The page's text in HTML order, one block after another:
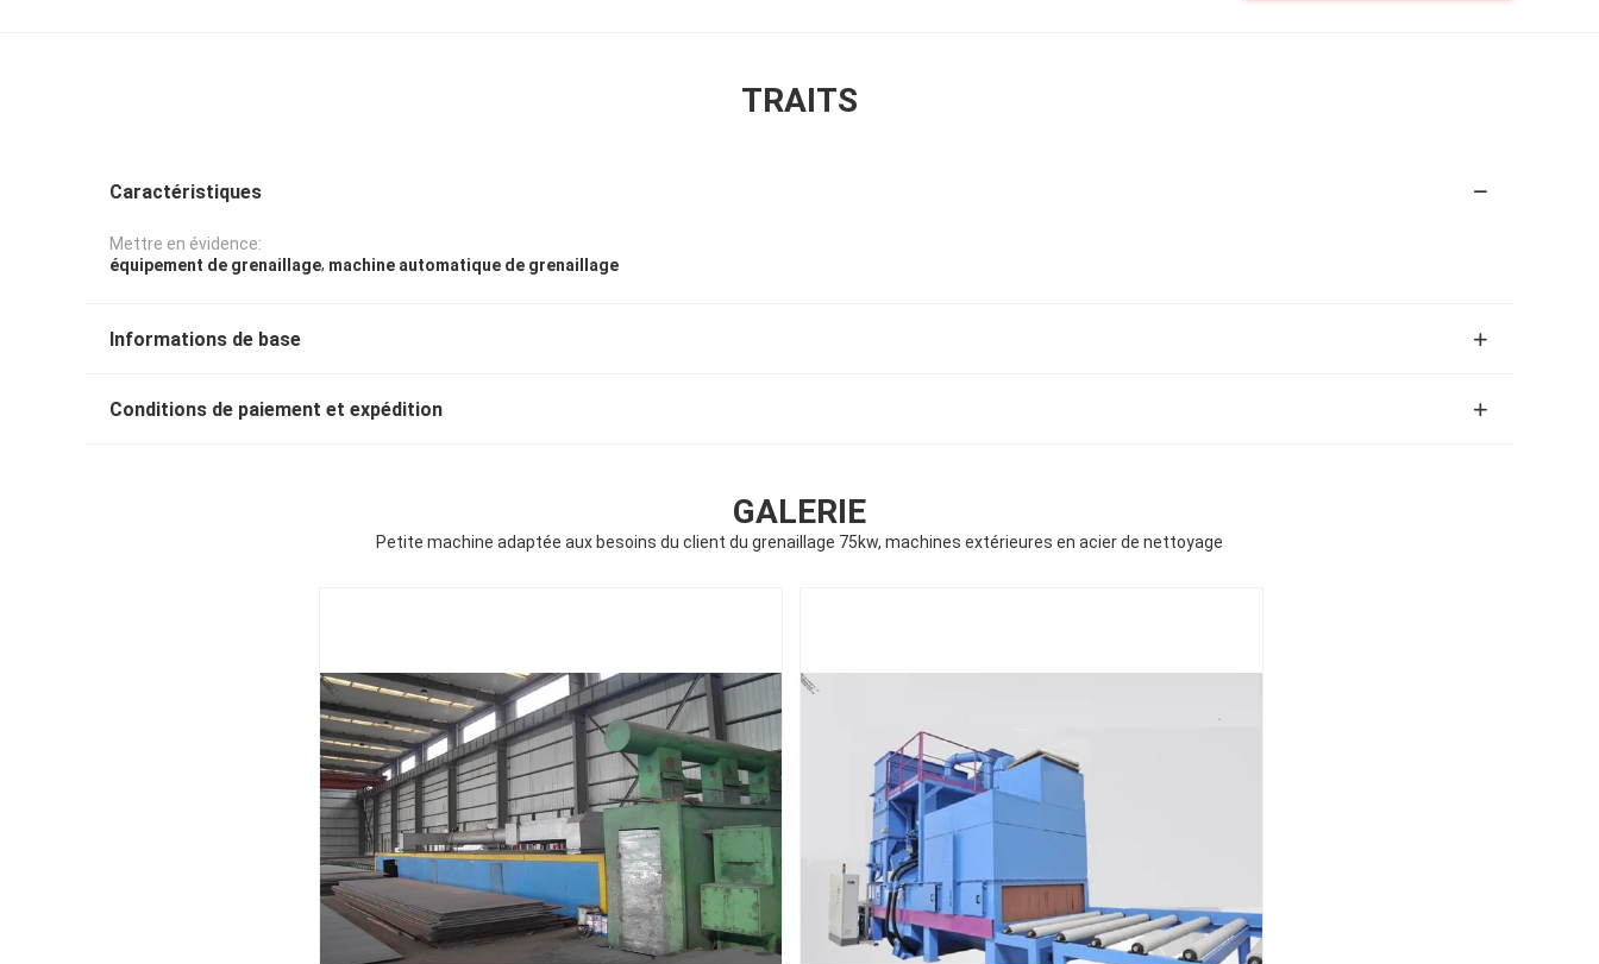
TRAITS
Caractéristiques
Mettre en évidence:
équipement de grenaillage, machine automatique de grenaillage
Informations de base
Conditions de paiement et expédition
GALERIE
Petite machine adaptée aux besoins du client du grenaillage 75kw, machines extérieures en acier de nettoyage